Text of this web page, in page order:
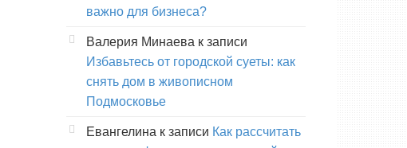
важно для бизнеса?
Валерия Минаева к записи
Избавьтесь от городской суеты: как
снять дом в живописном
Подмосковье
Евангелина к записи Как рассчитать